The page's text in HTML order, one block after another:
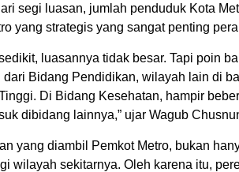
segi luasan, jumlah penduduk Kota
yang strategis yang sangat penting
luasannya tidak besar. Tapi poin
Bidang Pendidikan, wilayah lain di
Di Bidang Kesehatan, hampir
dibidang lainnya,” ujar Wagub
yang diambil Pemkot Metro, bukan
wilayah sekitarnya. Oleh karena itu,